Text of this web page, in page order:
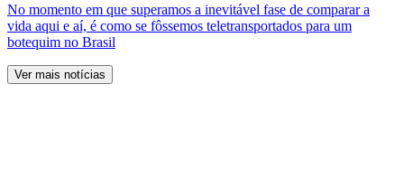
No momento em que superamos a inevitável fase de comparar a
vida aqui e aí, é como se fôssemos teletransportados para um
botequim no Brasil
Ver mais notícias